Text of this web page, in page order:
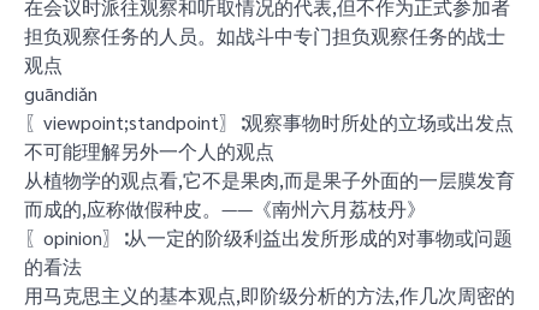
在会议时派往观察和听取情况的代表,但不作为正式参加者
担负观察任务的人员。如战斗中专门担负观察任务的战士
观点
guāndiǎn
〖viewpoint;standpoint〗∶观察事物时所处的立场或出发点
不可能理解另外一个人的观点
从植物学的观点看,它不是果肉,而是果子外面的一层膜发育
而成的,应称做假种皮。——《南州六月荔枝丹》
〖opinion〗∶从一定的阶级利益出发所形成的对事物或问题
的看法
用马克思主义的基本观点,即阶级分析的方法,作几次周密的